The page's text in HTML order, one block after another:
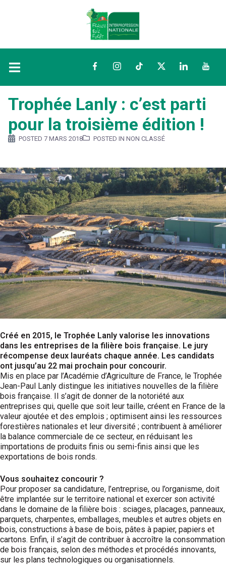
FacebookInstagramTikTokTwitterLinkedIn
Trophée Lanly : c’est parti
pour la troisième édition !
POSTED 7 MARS 2018 POSTED IN NON CLASSÉ
Créé en 2015, le Trophée Lanly valorise les innovations
dans les entreprises de la filière bois française. Le jury
récompense deux lauréats chaque année. Les candidats
ont jusqu’au 22 mai prochain pour concourir.
Mis en place par l’Académie d’Agriculture de France, le Trophée
Jean-Paul Lanly distingue les initiatives nouvelles de la filière
bois française. Il s’agit de donner de la notoriété aux
entreprises qui, quelle que soit leur taille, créent en France de la
valeur ajoutée et des emplois ; optimisent ainsi les ressources
forestières nationales et leur diversité ; contribuent à améliorer
la balance commerciale de ce secteur, en réduisant les
importations de produits finis ou semi-finis ainsi que les
exportations de bois ronds.
Vous souhaitez concourir ?
Pour proposer sa candidature, l’entreprise, ou l’organisme, doit
être implantée sur le territoire national et exercer son activité
dans le domaine de la filière bois : sciages, placages, panneaux,
parquets, charpentes, emballages, meubles et autres objets en
bois, constructions à base de bois, pâtes à papier, papiers et
cartons. Enfin, il s’agit de contribuer à accroître la consommation
de bois français, selon des méthodes et procédés innovants,
sur les plans technologiques ou organisationnels.